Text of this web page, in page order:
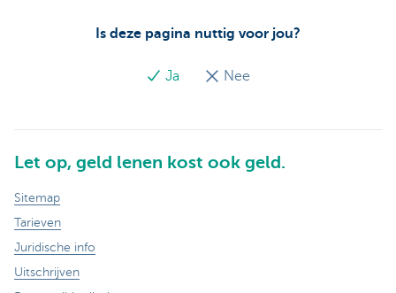
Is deze pagina nuttig voor jou?
Ja Nee
Let op, geld lenen kost ook geld.
Sitemap
Tarieven
Juridische info
Uitschrijven